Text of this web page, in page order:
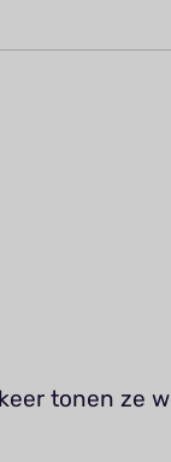
tonen ze